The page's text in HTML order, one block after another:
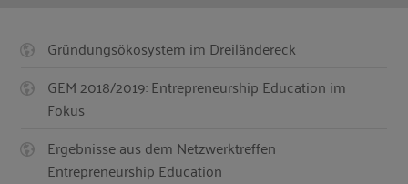
Gründungsökosystem im Dreiländereck
GEM 2018/2019: Entrepreneurship Education im
Fokus
Ergebnisse aus dem Netzwerktreffen
Entrepreneurship Education